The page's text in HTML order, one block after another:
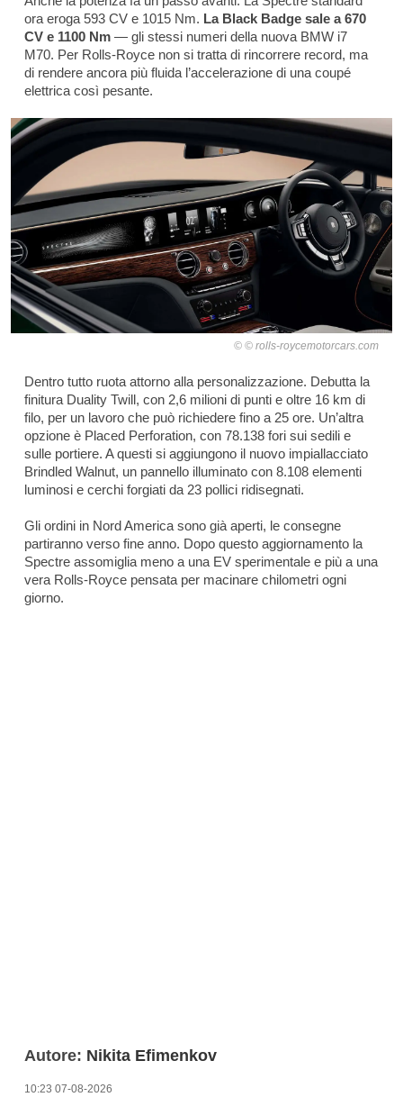
ora eroga 593 CV e 1015 Nm. La Black Badge sale a 670
CV e 1100 Nm — gli stessi numeri della nuova BMW i7
M70. Per Rolls-Royce non si tratta di rincorrere record, ma
di rendere ancora più fluida l’accelerazione di una coupé
elettrica così pesante.
© rolls-roycemotorcars.com
Dentro tutto ruota attorno alla personalizzazione. Debutta la
finitura Duality Twill, con 2,6 milioni di punti e oltre 16 km di
filo, per un lavoro che può richiedere fino a 25 ore. Un’altra
opzione è Placed Perforation, con 78.138 fori sui sedili e
sulle portiere. A questi si aggiungono il nuovo impiallacciato
Brindled Walnut, un pannello illuminato con 8.108 elementi
luminosi e cerchi forgiati da 23 pollici ridisegnati.
Gli ordini in Nord America sono già aperti, le consegne
partiranno verso fine anno. Dopo questo aggiornamento la
Spectre assomiglia meno a una EV sperimentale e più a una
vera Rolls-Royce pensata per macinare chilometri ogni
giorno.
Autore: Nikita Efimenkov
10:23 07-08-2026